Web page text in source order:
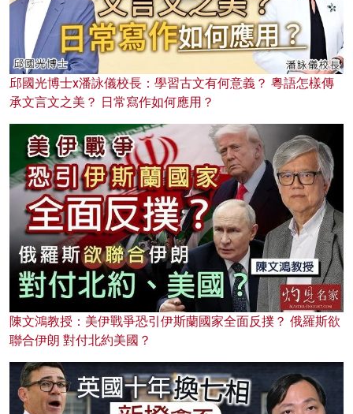
邱國光博士x潘詠儀校長：學習古文有何意義？ 粵語怎樣傳
承文言文之美？ 日常寫作如何應用？
陳文鴻教授：美伊戰爭恐引伊斯蘭國家全面反撲？ 俄羅斯欲
聯合伊朗 對付北約美國？